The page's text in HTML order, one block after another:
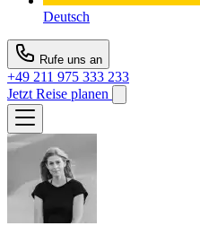
Deutsch
Rufe uns an
+49 211 975 333 233
Jetzt Reise planen